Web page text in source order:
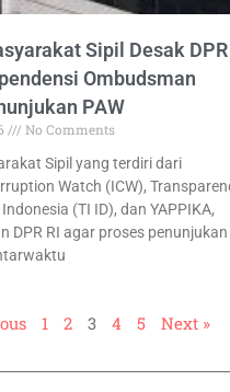
Sipil Desak DPR
Ombudsman
PAW
No Comments
Sipil yang terdiri dari
Watch (ICW),
(TI ID), dan YAPPIKA,
DPR RI agar proses penunjukan
1 2 3 4 5 Next »